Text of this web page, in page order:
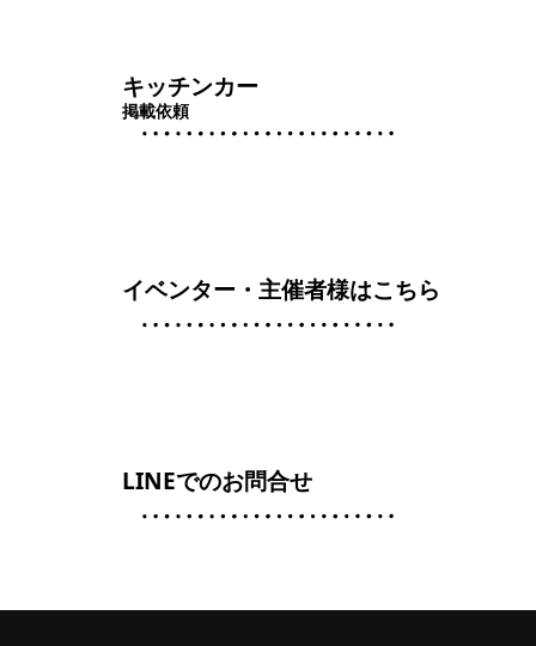
キッチンカー
掲載依頼
イベンター・主催者様はこちら
LINEでのお問合せ